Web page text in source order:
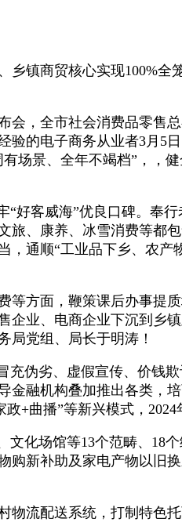
商贸核心实现100%全
全市社会消费品零售
的电子商务从业者3月5
场景、全年不竭档”，，
客威海”优良口碑。奉
、康养、冰雪消费等都
通顺“工业品下乡、农
面，鞭策课后办事提
业、电商企业下沉到乡
局党组、局长于明涛！
劣、虚假宣传、价钱
融机构叠加推出各类，
+曲播”等新兴模式，
场馆等13个范畴、18
新补助及家电产物以旧
流配送系统，打制特色